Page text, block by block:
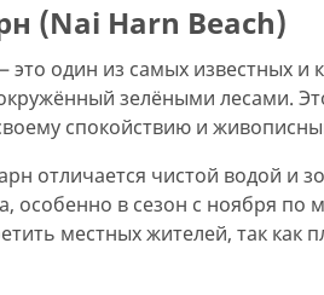
(Nai Harn Beach)
это один из самых известных
зелёными лесами.
спокойствию и
отличается чистой водой и
особенно в сезон с ноября по
местных жителей, так как